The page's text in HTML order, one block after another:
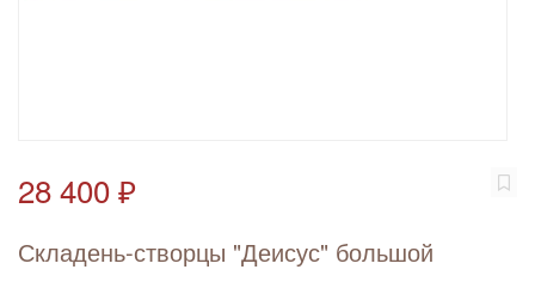
28 400 ₽
Складень-створцы "Деисус" большой